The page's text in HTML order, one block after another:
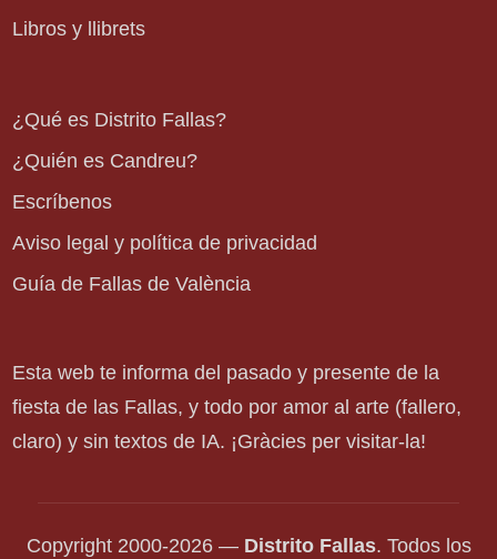
Libros y llibrets
¿Qué es Distrito Fallas?
¿Quién es Candreu?
Escríbenos
Aviso legal y política de privacidad
Guía de Fallas de València
Esta web te informa del pasado y presente de la
fiesta de las Fallas, y todo por amor al arte (fallero,
claro) y sin textos de IA. ¡Gràcies per visitar-la!
Copyright 2000-2026 — Distrito Fallas. Todos los